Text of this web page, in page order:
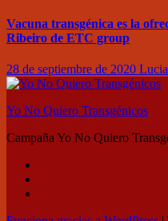
Vacuna transgénica es la
Ribeiro de ETC group
28 de septiembre de 2020 Lucia
Yo No Quiero Transgénicos
Campaña Yo No Quiero